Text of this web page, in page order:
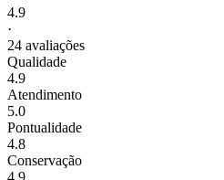
4.9
·
24 avaliações
Qualidade
4.9
Atendimento
5.0
Pontualidade
4.8
Conservação